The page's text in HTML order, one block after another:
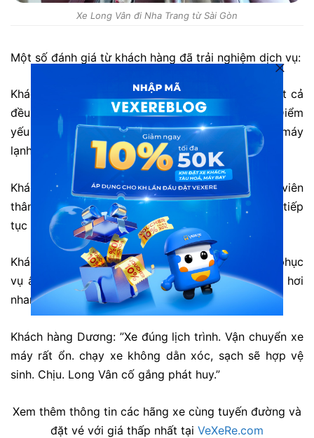
Xe Long Vân đi Nha Trang từ Sài Gòn
Một số đánh giá từ khách hàng đã trải nghiệm dịch vụ:
Khách hàng Hằng: “Trải nghiệm dịch vụ khá tốt, tất cả
đều có thể tha thứ được vì nhân viên dễ thương. Điểm
yếu cần phát huy là gối nằm không êm lắm và máy
lạnh hơi lạnh.”
Khách hàng Tuấn: “Chất lượng dịch vụ tốt, nhân viên
thân thiện lịch sự với khách hàng. Rất hài lòng. Sẽ tiếp
tục ủng hộ xe này”
Khách hàng Dũng: “Xe chất lượng tốt nhân viên phục
vụ ân cần chu đáo, chạy đúng giờ nhưng xe chạy hơi
nhanh tới bến hơi sớm.”
Khách hàng Dương: ”Xe đúng lịch trình. Vận chuyển xe
máy rất ổn. chạy xe không dằn xóc, sạch sẽ hợp vệ
sinh. Chịu. Long Vân cố gắng phát huy.”
Xem thêm thông tin các hãng xe cùng tuyến đường và
đặt vé với giá thấp nhất tại VeXeRe.com